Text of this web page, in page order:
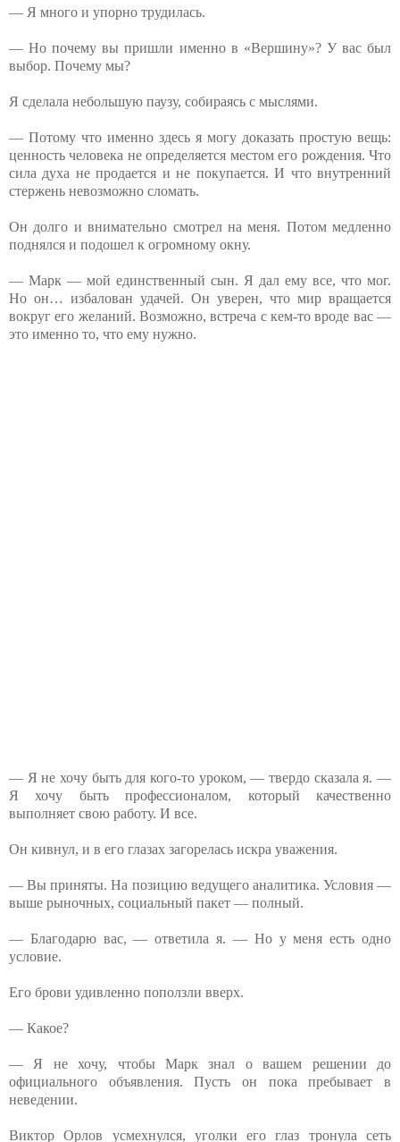
— Я много и упорно трудилась.
— Но почему вы пришли именно в «Вершину»? У вас был
выбор. Почему мы?
Я сделала небольшую паузу, собираясь с мыслями.
— Потому что именно здесь я могу доказать простую вещь:
ценность человека не определяется местом его рождения. Что
сила духа не продается и не покупается. И что внутренний
стержень невозможно сломать.
Он долго и внимательно смотрел на меня. Потом медленно
поднялся и подошел к огромному окну.
— Марк — мой единственный сын. Я дал ему все, что мог.
Но он… избалован удачей. Он уверен, что мир вращается
вокруг его желаний. Возможно, встреча с кем-то вроде вас —
это именно то, что ему нужно.
— Я не хочу быть для кого-то уроком, — твердо сказала я. —
Я хочу быть профессионалом, который качественно
выполняет свою работу. И все.
Он кивнул, и в его глазах загорелась искра уважения.
— Вы приняты. На позицию ведущего аналитика. Условия —
выше рыночных, социальный пакет — полный.
— Благодарю вас, — ответила я. — Но у меня есть одно
условие.
Его брови удивленно поползли вверх.
— Какое?
— Я не хочу, чтобы Марк знал о вашем решении до
официального объявления. Пусть он пока пребывает в
неведении.
Виктор Орлов усмехнулся, уголки его глаз тронула сеть